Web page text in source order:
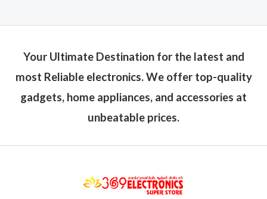
Your Ultimate Destination for the latest and
most Reliable electronics. We offer top-quality
gadgets, home appliances, and accessories at
unbeatable prices.